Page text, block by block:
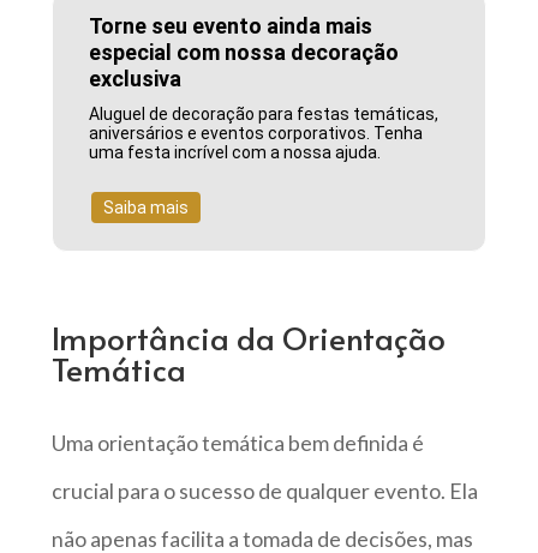
Torne seu evento ainda mais
especial com nossa decoração
exclusiva
Aluguel de decoração para festas temáticas,
aniversários e eventos corporativos. Tenha
uma festa incrível com a nossa ajuda.
Saiba mais
Importância da Orientação
Temática
Uma orientação temática bem definida é
crucial para o sucesso de qualquer evento. Ela
não apenas facilita a tomada de decisões, mas